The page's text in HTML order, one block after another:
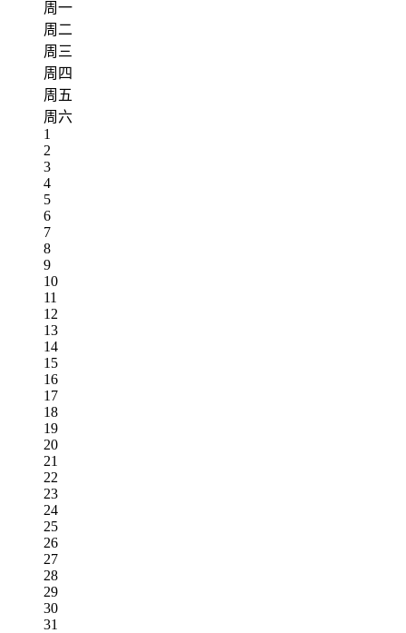
周一
周二
周三
周四
周五
周六
1
2
3
4
5
6
7
8
9
10
11
12
13
14
15
16
17
18
19
20
21
22
23
24
25
26
27
28
29
30
31